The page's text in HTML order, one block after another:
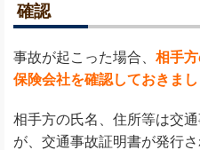
確認
事故が起こった場合、 相手
保険会社を確認しておきまし
相手方の氏名、住所等は交
が、交通事故証明書が発行